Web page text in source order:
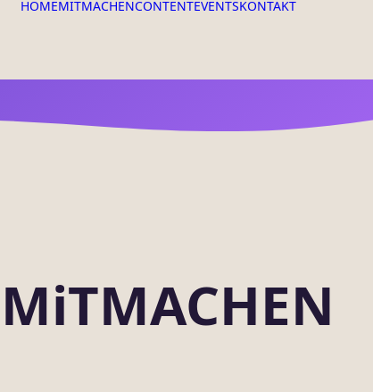
HOMEMITMACHENCONTENTEVENTSKONTAKT
MiTMACHEN